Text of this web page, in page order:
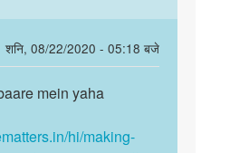
शनि, 08/22/2020 - 05:18 बजे
mein yaha
hi/making-